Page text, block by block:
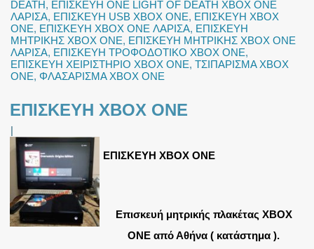
DEATH, ΕΠΙΣΚΕΥΗ ONE LIGHT OF DEATH XBOX ONE
ΛΑΡΙΣΑ, ΕΠΙΣΚΕΥΗ USB XBOX ONE, ΕΠΙΣΚΕΥΗ XBOX
ONE, ΕΠΙΣΚΕΥΗ XBOX ONE ΛΑΡΙΣΑ, ΕΠΙΣΚΕΥΗ
ΜΗΤΡΙΚΗΣ XBOX ONE, ΕΠΙΣΚΕΥΗ ΜΗΤΡΙΚΗΣ XBOX ONE
ΛΑΡΙΣΑ, ΕΠΙΣΚΕΥΗ ΤΡΟΦΟΔΟΤΙΚΟ XBOX ONE,
ΕΠΙΣΚΕΥΗ ΧΕΙΡΙΣΤΗΡΙΟ XBOX ONE,ΤΣΙΠΑΡΙΣΜΑ XBOX
ONE,ΦΛΑΣΑΡΙΣΜΑ XBOX ONE
ΕΠΙΣΚΕΥΗ XBOX ONE
|
ΕΠΙΣΚΕΥΗ XBOX ONE
Eπισκευή μητρικής πλακέτας XBOX
ONE από Αθήνα ( κατάστημα ).